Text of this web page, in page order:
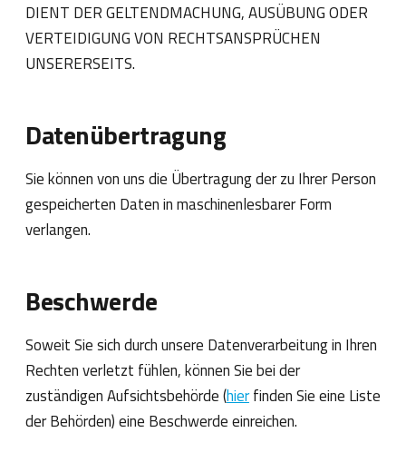
DIENT DER GELTENDMACHUNG, AUSÜBUNG ODER
VERTEIDIGUNG VON RECHTSANSPRÜCHEN
UNSERERSEITS.
Datenübertragung
Sie können von uns die Übertragung der zu Ihrer Person
gespeicherten Daten in maschinenlesbarer Form
verlangen.
Beschwerde
Soweit Sie sich durch unsere Datenverarbeitung in Ihren
Rechten verletzt fühlen, können Sie bei der
zuständigen Aufsichtsbehörde (hierfinden Sie eine Liste
der Behörden) eine Beschwerde einreichen.